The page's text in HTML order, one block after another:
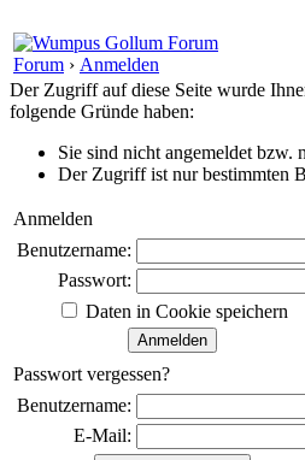
Forum › Anmelden
Der Zugriff auf diese Seite wurde
folgende Gründe haben:
Sie sind nicht angemeldet bzw.
Der Zugriff ist nur bestimmten
Anmelden
Benutzername:
Passwort:
Daten in Cookie speichern
Passwort vergessen?
Benutzername:
E-Mail: